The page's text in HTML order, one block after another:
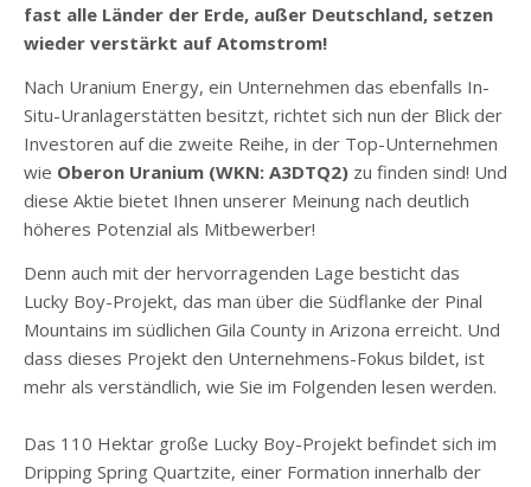
fast alle Länder der Erde, außer Deutschland, setzen
wieder verstärkt auf Atomstrom!
Nach Uranium Energy, ein Unternehmen das ebenfalls In-
Situ-Uranlagerstätten besitzt, richtet sich nun der Blick der
Investoren auf die zweite Reihe, in der Top-Unternehmen
wie Oberon Uranium (WKN: A3DTQ2) zu finden sind! Und
diese Aktie bietet Ihnen unserer Meinung nach deutlich
höheres Potenzial als Mitbewerber!
Denn auch mit der hervorragenden Lage besticht das
Lucky Boy-Projekt, das man über die Südflanke der Pinal
Mountains im südlichen Gila County in Arizona erreicht. Und
dass dieses Projekt den Unternehmens-Fokus bildet, ist
mehr als verständlich, wie Sie im Folgenden lesen werden.
Das 110 Hektar große Lucky Boy-Projekt befindet sich im
Dripping Spring Quartzite, einer Formation innerhalb der